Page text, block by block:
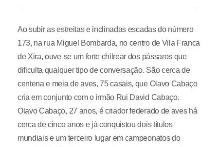
Ao subir as estreitas e inclinadas escadas do número
173, na rua Miguel Bombarda, no centro de Vila Franca
de Xira, ouve-se um forte chilrear dos pássaros que
dificulta qualquer tipo de conversação. São cerca de
centena e meia de aves, 75 casais, que Olavo Cabaço
cria em conjunto com o irmão Rui David Cabaço.
Olavo Cabaço, 27 anos, é criador federado de aves há
cerca de cinco anos e já conquistou dois títulos
mundiais e um terceiro lugar em campeonatos do